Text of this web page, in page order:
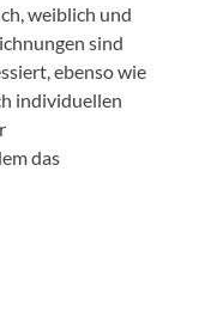
weiblich und
sind
ebenso wie
individuellen
das